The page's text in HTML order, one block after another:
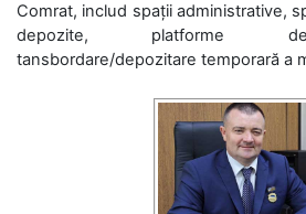
Comrat, includ spații administrative,
depozite, platforme
tansbordare/depozitare temporară a